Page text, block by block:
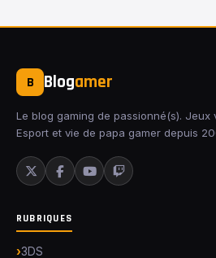
B Blogamer
Le blog gaming de passionné(s). Jeux
Esport et vie de papa gamer depuis
RUBRIQUES
3DS